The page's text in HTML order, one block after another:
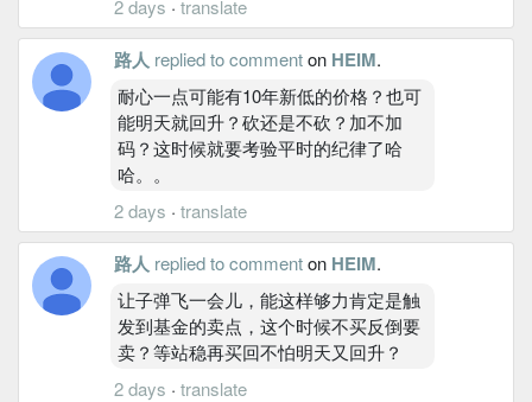
2 days · translate
路人 replied to commenton HEIM.
耐心一点可能有10年新低的价格？也可
能明天就回升？砍还是不砍？加不加
码？这时候就要考验平时的纪律了哈
哈。。
2 days · translate
路人 replied to commenton HEIM.
让子弹飞一会儿，能这样够力肯定是触
发到基金的卖点，这个时候不买反倒要
卖？等站稳再买回不怕明天又回升？
2 days · translate